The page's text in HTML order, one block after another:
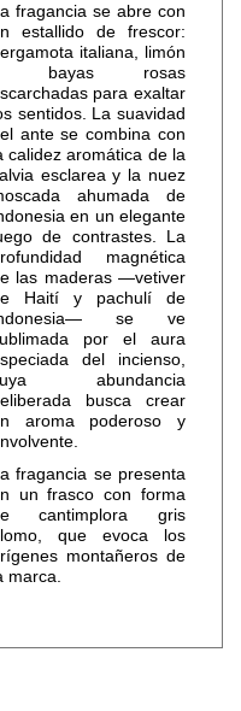
fragancia se abre con
estallido de frescor:
italiana, limón
bayas rosas
para exaltar
sentidos. La suavidad
ante se combina con
calidez aromática de la
esclarea y la nuez
ahumada de
en un elegante
de contrastes. La
magnética
las maderas —vetiver
Haití y pachulí de
se ve
por el aura
del incienso,
abundancia
busca crear
aroma poderoso y
fragancia se presenta
un frasco con forma
cantimplora gris
que evoca los
montañeros de
marca.